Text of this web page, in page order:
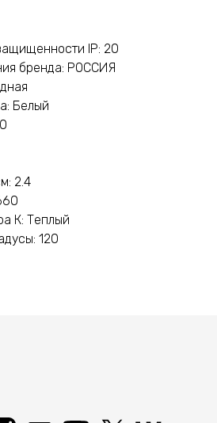
IP: 20
бренда: РОССИЯ
Белый
2.4
К: Теплый
120